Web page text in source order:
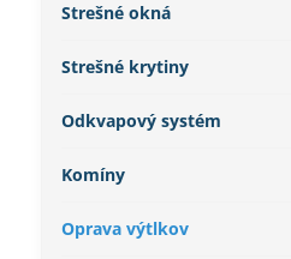
Strešné okná
Strešné krytiny
Odkvapový systém
Komíny
Oprava výtlkov